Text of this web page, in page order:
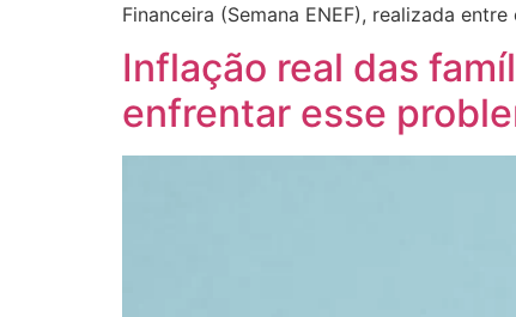
Financeira (Semana ENEF), realizada
Inflação real das
enfrentar esse